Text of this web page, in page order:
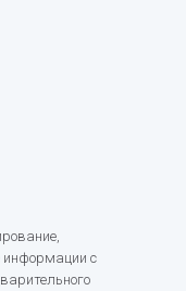
информации с